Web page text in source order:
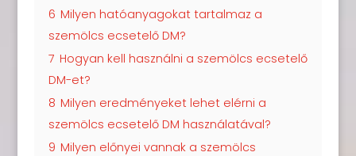
6 Milyen hatóanyagokat tartalmaz a
szemölcs ecsetelő DM?
7 Hogyan kell használni a szemölcs ecsetelő
DM-et?
8 Milyen eredményeket lehet elérni a
szemölcs ecsetelő DM használatával?
9 Milyen előnyei vannak a szemölcs